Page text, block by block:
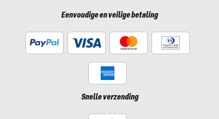
Eenvoudige en veilige betaling
Snelle verzending